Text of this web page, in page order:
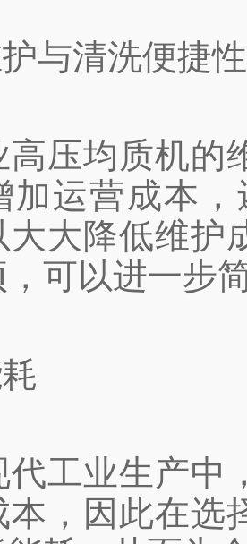
清洗便捷性
均质机的维
加运营成本
大大降低维护
可以进一步
业生产中，
本，因此在选